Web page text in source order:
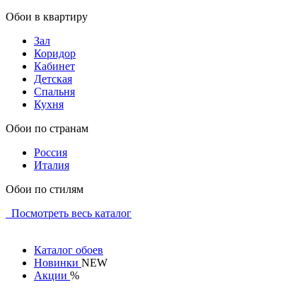
Обои в квартиру
Зал
Коридор
Кабинет
Детская
Спальня
Кухня
Обои по странам
Россия
Италия
Обои по стилям
Посмотреть весь каталог
Каталог обоев
Новинки NEW
Акции %